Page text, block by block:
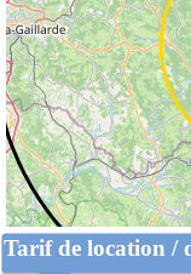
Tarif de location /